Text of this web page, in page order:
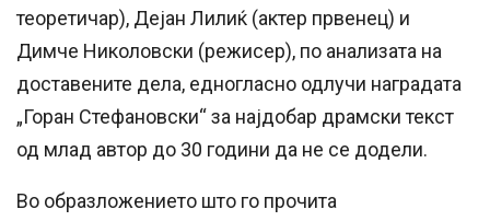
теоретичар), Дејан Лилиќ (актер првенец) и
Димче Николовски (режисер), по анализата на
доставените дела, едногласно одлучи наградата
„Горан Стефановски“ за најдобар драмски текст
од млад автор до 30 години да не се додели.
Во образложението што го прочита